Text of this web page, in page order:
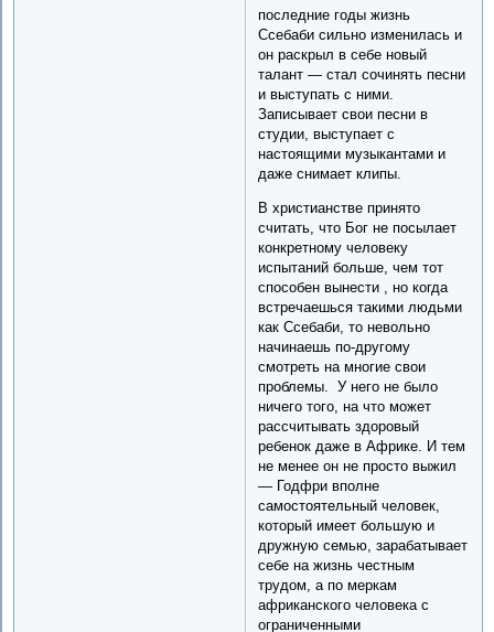
последние годы жизнь
Ссебаби сильно изменилась и
он раскрыл в себе новый
талант — стал сочинять песни
и выступать с ними.
Записывает свои песни в
студии, выступает с
настоящими музыкантами и
даже снимает клипы.
В христианстве принято
считать, что Бог не посылает
конкретному человеку
испытаний больше, чем тот
способен вынести , но когда
встречаешься такими людьми
как Ссебаби, то невольно
начинаешь по-другому
смотреть на многие свои
проблемы. У него не было
ничего того, на что может
рассчитывать здоровый
ребенок даже в Африке. И тем
не менее он не просто выжил
— Годфри вполне
самостоятельный человек,
который имеет большую и
дружную семью, зарабатывает
себе на жизнь честным
трудом, а по меркам
африканского человека с
ограниченными